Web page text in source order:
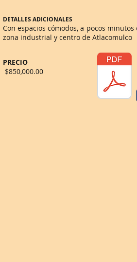
DETALLES ADICIONALES
Con espacios cómodos, a pocos
zona industrial y centro de Atlacomulco
PRECIO
$850,000.00